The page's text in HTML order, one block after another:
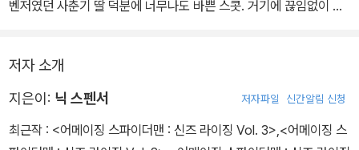
벤저였던 사춘기 딸 덕분에 너무나도 바쁜 스콧. 거기에 끊임없이 눈
떨까?’라는 생각이 드는 찰나, 스콧에게 좋은 아이디어가 떠오르는
데….
저자 소개
지은이: 닉 스펜서 저자파일 신간알림 신청
최근작 : <어메이징 스파이더맨 : 신즈 라이징 Vol. 3> <어메이징 스